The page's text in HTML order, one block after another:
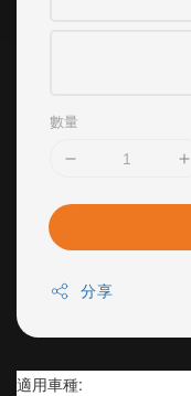
數量
分享
適用車種: